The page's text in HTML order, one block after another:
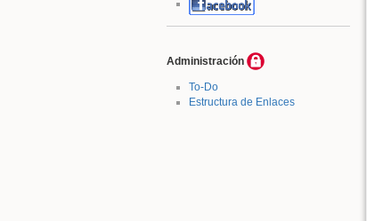
Administración
To-Do
Estructura de Enlaces